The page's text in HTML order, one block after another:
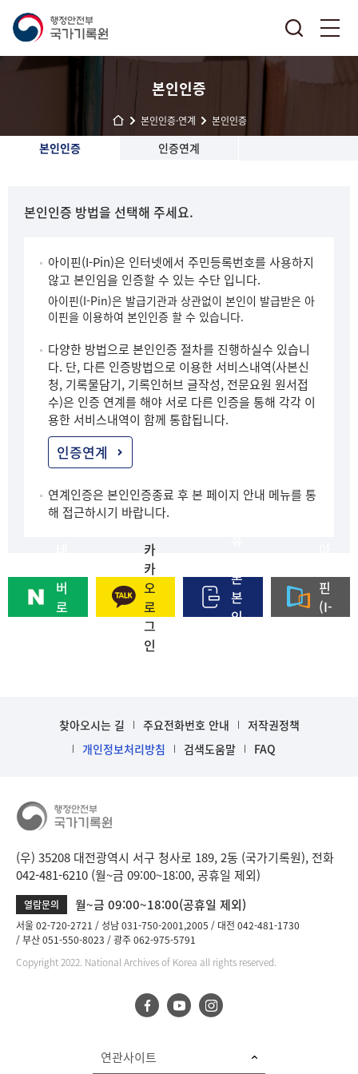
본인인증
본인인증·연계 본인인증
본인인증 인증연계
본인인증 방법을 선택해 주세요.
아이핀(I-Pin)은 인터넷에서 주민등록번호를 사용하지
않고 본인임을 인증할 수 있는 수단 입니다.
아이핀(I-Pin)은 발급기관과 상관없이 본인이 발급받은 아
이핀을 이용하여 본인인증 할 수 있습니다.
다양한 방법으로 본인인증 절차를 진행하실수 있습니
다. 단, 다른 인증방법으로 이용한 서비스내역(사본신
청, 기록물담기, 기록인허브 글작성, 전문요원 원서접
수)은 인증 연계를 해야 서로 다른 인증을 통해 각각 이
용한 서비스내역이 함께 통합됩니다.
인증연계
연계인증은 본인인증종료 후 본 페이지 안내 메뉴를 통
해 접근하시기 바랍니다.
버
로
카
카
오
로
그
인
폰
본
인
핀
(I-
찾아오시는 길 주요전화번호 안내
저작권정책
개인정보처리방침
검색도움말 FAQ
(우) 35208 대전광역시 서구 청사로 189, 2동 (국가기록원), 전화
042-481-6210 (월~금 09:00~18:00, 공휴일 제외)
열람문의 월~금 09:00~18:00(공휴일 제외)
서울 02-720-2721 성남 031-750-2001,2005
대전 042-481-1730
부산 051-550-8023
광주 062-975-5791
Copyright 2022. National Archives of Korea all rights reserved.
연관사이트